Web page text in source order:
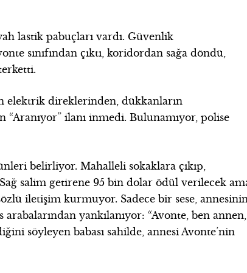
lastik pabuçları vardı. Güvenlik
sınıfından çıktı, koridordan sağa döndü,
elektrik direklerinden, dükkanların
ilanı inmedi. Bulunamıyor, polise
belirliyor. Mahalleli sokaklara çıkıp,
salim getirene 95 bin dolar ödül verilecek
iletişim kurmuyor. Sadece bir sese,
yankılanıyor: “Avonte, ben annen,
söyleyen babası sahilde, annesi Avonte’nin